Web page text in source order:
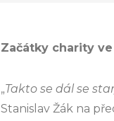
Začátky charity
„Takto se dál se
Stanislav Žák na